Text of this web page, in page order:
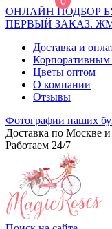
ОНЛАЙН ПОДБОР
ПЕРВЫЙ ЗАКАЗ.
Доставка и
Корпоративным
Цветы оптом
О компании
Отзывы
Фотографии наших
Доставка по Москве
Работаем 24/7